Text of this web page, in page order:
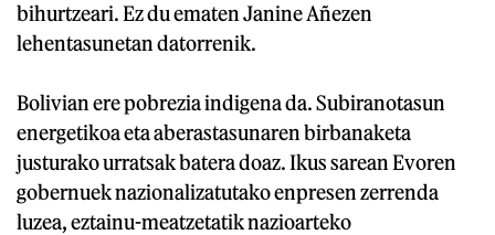
bihurtzeari. Ez du ematen Janine Añezen
lehentasunetan datorrenik.
Bolivian ere pobrezia indigena da. Subiranotasun
energetikoa eta aberastasunaren birbanaketa
justurako urratsak batera doaz. Ikus sarean Evoren
gobernuek nazionalizatutako enpresen zerrenda
luzea, eztainu-meatzetatik nazioarteko